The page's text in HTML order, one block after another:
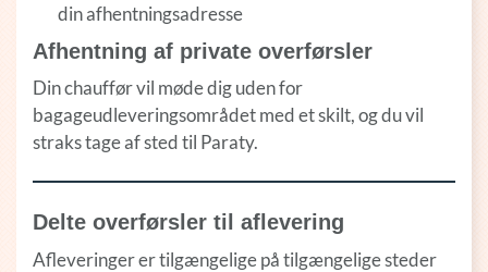
din afhentningsadresse
Afhentning af private overførsler
Din chauffør vil møde dig uden for
bagageudleveringsområdet med et skilt, og du vil
straks tage af sted til Paraty.
Delte overførsler til aflevering
Afleveringer er tilgængelige på tilgængelige steder